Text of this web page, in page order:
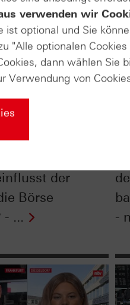
der
Börse
...
-
verwenden wir
ist optional und Sie
"Alle optionalen
dann wählen Sie
Verwendung von